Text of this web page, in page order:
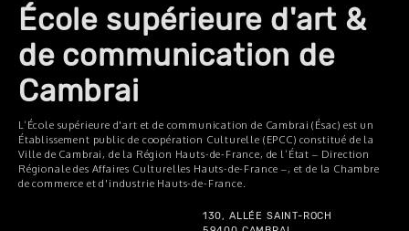
École supérieure d'art &
de communication de
Cambrai
L’École supérieure d'art et de communication de Cambrai (Ésac) est un
Établissement public de coopération Culturelle (EPCC) constitué de la
Ville de Cambrai, de la Région Hauts-de-France, de l’État – Direction
Régionale des Affaires Culturelles Hauts-de-France –, et de la Chambre
de commerce et d'industrie Hauts-de-France.
130, ALLÉE SAINT-ROCH